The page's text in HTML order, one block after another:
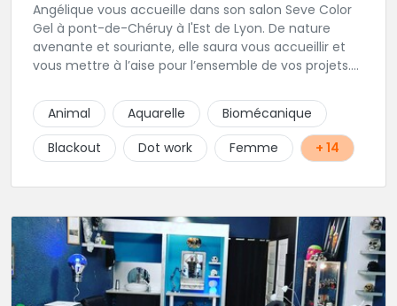
Angélique vous accueille dans son salon Seve Color
Gel à pont-de-Chéruy à l'Est de Lyon. De nature
avenante et souriante, elle saura vous accueillir et
vous mettre à l’aise pour l’ensemble de vos projets.
tatouages allant des calligraphies, motifs floraux au
réalisme.
Animal Aquarelle
Biomécanique
Blackout
Dot work Femme + 14